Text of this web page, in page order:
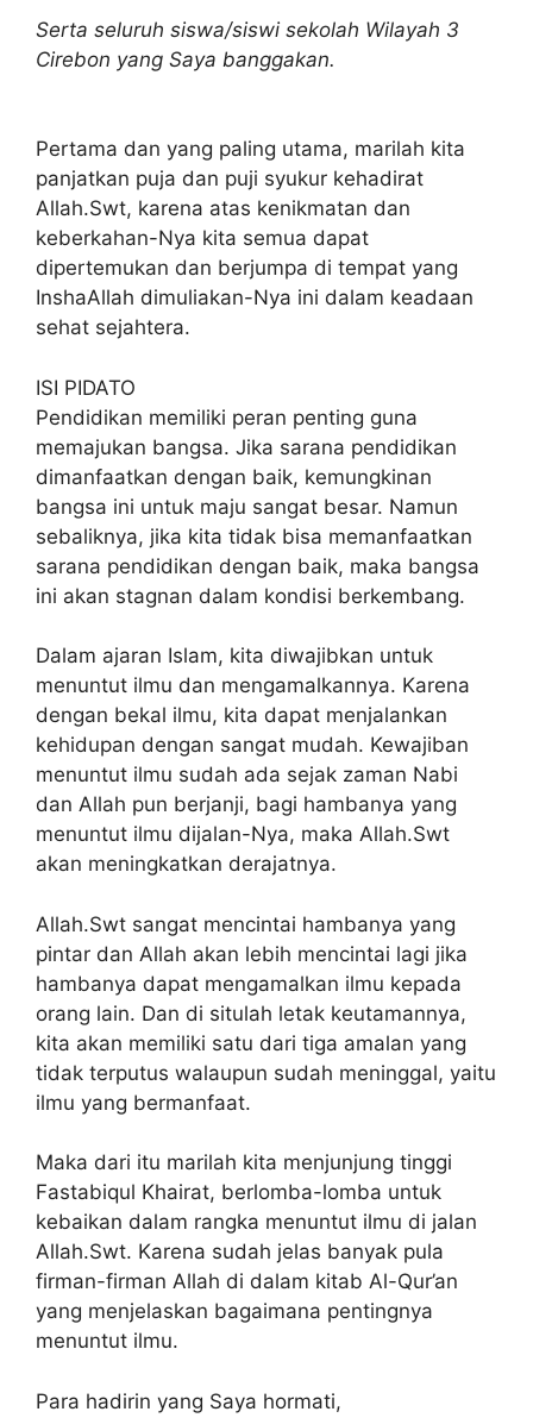
Serta seluruh siswa/siswi sekolah Wilayah 3
Cirebon yang Saya banggakan.
Pertama dan yang paling utama, marilah kita
panjatkan puja dan puji syukur kehadirat
Allah.Swt, karena atas kenikmatan dan
keberkahan-Nya kita semua dapat
dipertemukan dan berjumpa di tempat yang
InshaAllah dimuliakan-Nya ini dalam keadaan
sehat sejahtera.
ISI PIDATO
Pendidikan memiliki peran penting guna
memajukan bangsa. Jika sarana pendidikan
dimanfaatkan dengan baik, kemungkinan
bangsa ini untuk maju sangat besar. Namun
sebaliknya, jika kita tidak bisa memanfaatkan
sarana pendidikan dengan baik, maka bangsa
ini akan stagnan dalam kondisi berkembang.
Dalam ajaran Islam, kita diwajibkan untuk
menuntut ilmu dan mengamalkannya. Karena
dengan bekal ilmu, kita dapat menjalankan
kehidupan dengan sangat mudah. Kewajiban
menuntut ilmu sudah ada sejak zaman Nabi
dan Allah pun berjanji, bagi hambanya yang
menuntut ilmu dijalan-Nya, maka Allah.Swt
akan meningkatkan derajatnya.
Allah.Swt sangat mencintai hambanya yang
pintar dan Allah akan lebih mencintai lagi jika
hambanya dapat mengamalkan ilmu kepada
orang lain. Dan di situlah letak keutamannya,
kita akan memiliki satu dari tiga amalan yang
tidak terputus walaupun sudah meninggal, yaitu
ilmu yang bermanfaat.
Maka dari itu marilah kita menjunjung tinggi
Fastabiqul Khairat, berlomba-lomba untuk
kebaikan dalam rangka menuntut ilmu di jalan
Allah.Swt. Karena sudah jelas banyak pula
firman-firman Allah di dalam kitab Al-Qur’an
yang menjelaskan bagaimana pentingnya
menuntut ilmu.
Para hadirin yang Saya hormati,